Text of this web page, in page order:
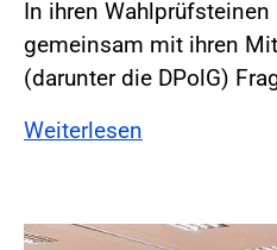
In ihren Wahlprüfsteinen
gemeinsam mit ihren
(darunter die DPolG)
Weiterlesen